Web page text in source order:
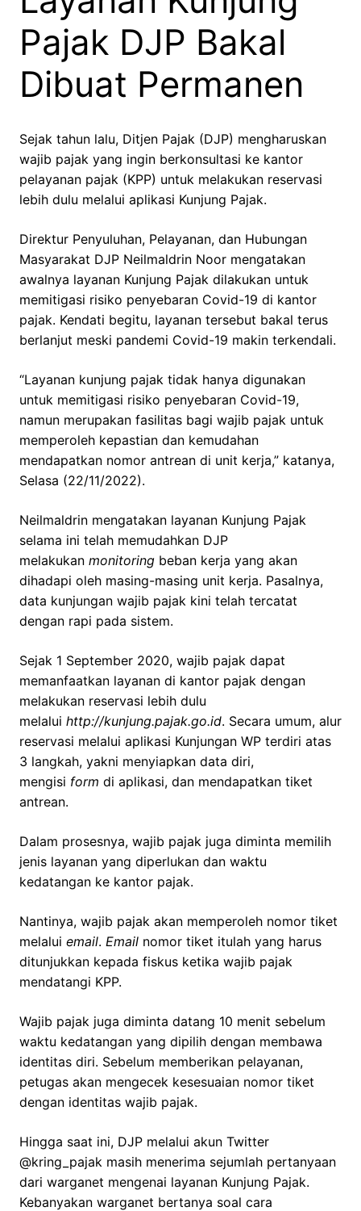
Pajak DJP Bakal
Dibuat Permanen
Sejak tahun lalu, Ditjen Pajak (DJP) mengharuskan
wajib pajak yang ingin berkonsultasi ke kantor
pelayanan pajak (KPP) untuk melakukan reservasi
lebih dulu melalui aplikasi Kunjung Pajak.
Direktur Penyuluhan, Pelayanan, dan Hubungan
Masyarakat DJP Neilmaldrin Noor mengatakan
awalnya layanan Kunjung Pajak dilakukan untuk
memitigasi risiko penyebaran Covid-19 di kantor
pajak. Kendati begitu, layanan tersebut bakal terus
berlanjut meski pandemi Covid-19 makin terkendali.
“Layanan kunjung pajak tidak hanya digunakan
untuk memitigasi risiko penyebaran Covid-19,
namun merupakan fasilitas bagi wajib pajak untuk
memperoleh kepastian dan kemudahan
mendapatkan nomor antrean di unit kerja,” katanya,
Selasa (22/11/2022).
Neilmaldrin mengatakan layanan Kunjung Pajak
selama ini telah memudahkan DJP
melakukan monitoring beban kerja yang akan
dihadapi oleh masing-masing unit kerja. Pasalnya,
data kunjungan wajib pajak kini telah tercatat
dengan rapi pada sistem.
Sejak 1 September 2020, wajib pajak dapat
memanfaatkan layanan di kantor pajak dengan
melakukan reservasi lebih dulu
melalui http://kunjung.pajak.go.id. Secara umum, alur
reservasi melalui aplikasi Kunjungan WP terdiri atas
3 langkah, yakni menyiapkan data diri,
mengisi form di aplikasi, dan mendapatkan tiket
antrean.
Dalam prosesnya, wajib pajak juga diminta memilih
jenis layanan yang diperlukan dan waktu
kedatangan ke kantor pajak.
Nantinya, wajib pajak akan memperoleh nomor tiket
melalui email. Email nomor tiket itulah yang harus
ditunjukkan kepada fiskus ketika wajib pajak
mendatangi KPP.
Wajib pajak juga diminta datang 10 menit sebelum
waktu kedatangan yang dipilih dengan membawa
identitas diri. Sebelum memberikan pelayanan,
petugas akan mengecek kesesuaian nomor tiket
dengan identitas wajib pajak.
Hingga saat ini, DJP melalui akun Twitter
@kring_pajak masih menerima sejumlah pertanyaan
dari warganet mengenai layanan Kunjung Pajak.
Kebanyakan warganet bertanya soal cara